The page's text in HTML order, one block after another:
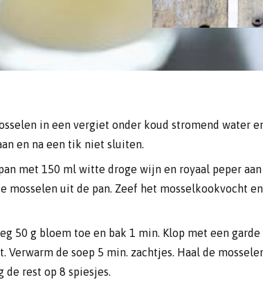
in een vergiet onder koud stromend water
en na een tik niet sluiten.
met 150 ml witte droge wijn en royaal peper
mosselen uit de pan. Zeef het mosselkookvocht
50 g bloem toe en bak 1 min. Klop met een
Verwarm de soep 5 min. zachtjes. Haal de
de rest op 8 spiesjes.